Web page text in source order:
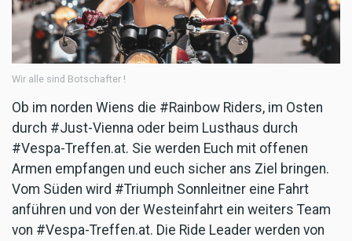
Wir alle sind Botschafter !
Ob im norden Wiens die #Rainbow Riders, im Osten
durch #Just-Vienna oder beim Lusthaus durch
#Vespa-Treffen.at. Sie werden Euch mit offenen
Armen empfangen und euch sicher ans Ziel bringen.
Vom Süden wird #Triumph Sonnleitner eine Fahrt
anführen und von der Westeinfahrt ein weiters Team
von #Vespa-Treffen.at. Die Ride Leader werden von